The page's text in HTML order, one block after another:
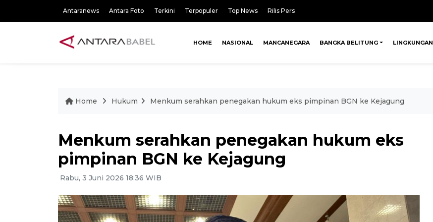
Antaranews Antara Foto Terkini Terpopuler Top News Rilis Pers
HOME NASIONAL MANCANEGARA BANGKA BELITUNG LINGKUNGAN
Home Hukum Menkum serahkan penegakan hukum eks pimpinan BGN ke Kejagung
Menkum serahkan penegakan hukum eks
pimpinan BGN ke Kejagung
Rabu, 3 Juni 2026 18:36 WIB